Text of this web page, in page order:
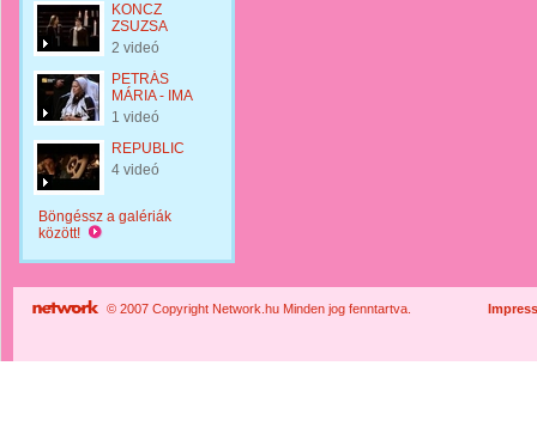
KONCZ
ZSUZSA
2 videó
PETRÁS
MÁRIA - IMA
1 videó
REPUBLIC
4 videó
Böngéssz a galériák
között!
© 2007 Copyright Network.hu Minden jog fenntartva.